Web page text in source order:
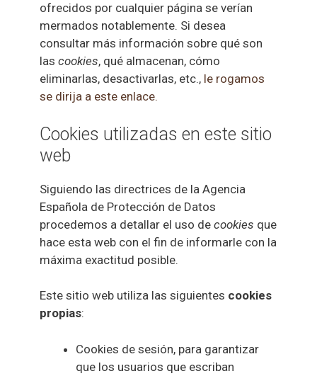
ofrecidos por cualquier página se verían
mermados notablemente. Si desea
consultar más información sobre qué son
las cookies, qué almacenan, cómo
eliminarlas, desactivarlas, etc., le rogamos
se dirija a este enlace.
Cookies utilizadas en este sitio
web
Siguiendo las directrices de la Agencia
Española de Protección de Datos
procedemos a detallar el uso de cookies que
hace esta web con el fin de informarle con la
máxima exactitud posible.
Este sitio web utiliza las siguientes cookies
propias:
Cookies de sesión, para garantizar
que los usuarios que escriban